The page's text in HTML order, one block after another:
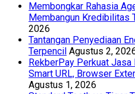
Membongkar Rahasia
Membangun Kredibilitas
2026
Tantangan Penyediaan
Terpencil Agustus 2,
RekberPay Perkuat
Smart URL, Browser
Agustus 1, 2026